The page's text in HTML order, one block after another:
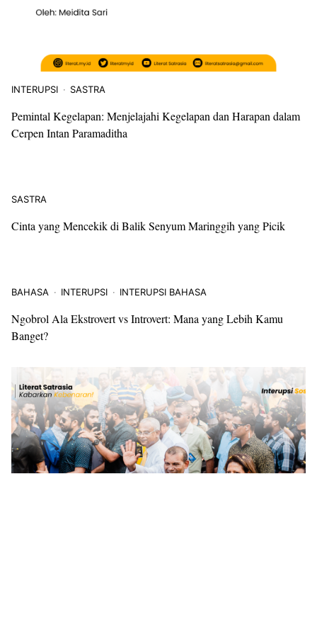
INTERUPSI SASTRA
Pemintal Kegelapan: Menjelajahi Kegelapan dan Harapan dalam
Cerpen Intan Paramaditha
SASTRA